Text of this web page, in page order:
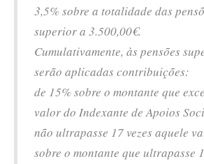
3,5% sobre a totalidade das
superior a 3.500,00€.
Cumulativamente, às pensões
serão aplicadas contribuições:
de 15% sobre o montante que
valor do Indexante de Apoios
não ultrapasse 17 vezes aquele
sobre o montante que ultrapasse